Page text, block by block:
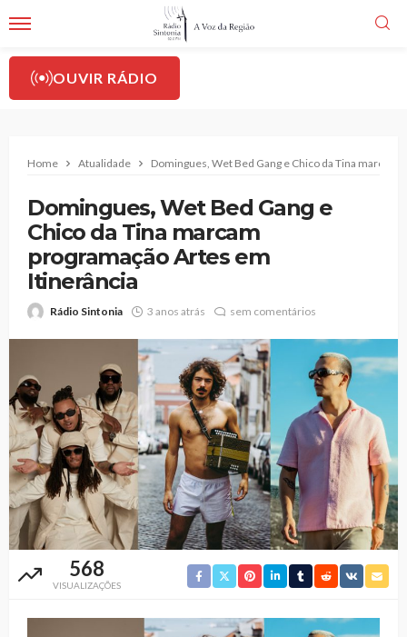
OUVIR RÁDIO
Home Atualidade Domingues, Wet Bed Gang e Chico da Tina
Domingues, Wet Bed Gang e
Chico da Tina marcam
programação Artes em
Itinerância
Rádio Sintonia 3 anos atrás sem comentários
568
VISUALIZAÇÕES